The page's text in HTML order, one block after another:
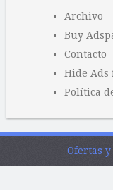
Archivo
Buy
Contacto
Hide Ads
Política
Ofertas y